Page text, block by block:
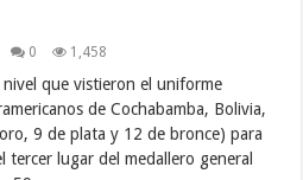
0 1,458
que vistieron el uniforme
de Cochabamba, Bolivia,
9 de plata y 12 de bronce) para
tercer lugar del medallero general